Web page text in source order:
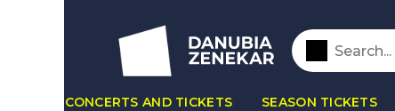
CONCERTS AND TICKETS SEASON TICKETS